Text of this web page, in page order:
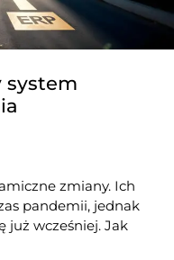
system
zmiany. Ich
pandemii, jednak
już wcześniej. Jak